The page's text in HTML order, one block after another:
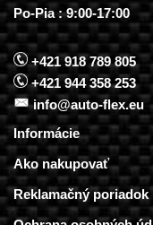
Po-Pia : 9:00-17:00
+421 918 789 805
+421 944 358 253
info@auto-flex.eu
Informácie
Ako nakupovať
Reklamačný poriadok